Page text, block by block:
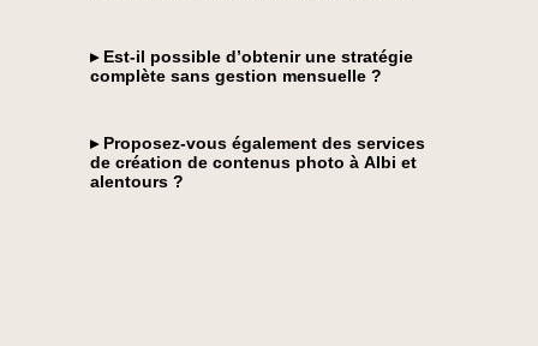
▸ Est-il possible d’obtenir une stratégie
complète sans gestion mensuelle ?
▸ Proposez-vous également des services
de création de contenus photo à Albi et
alentours ?